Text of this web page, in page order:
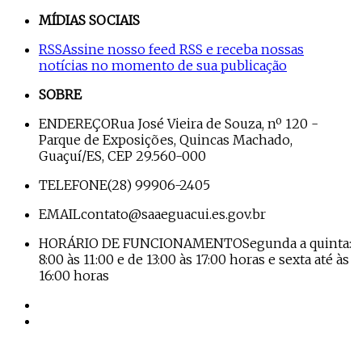
MÍDIAS SOCIAIS
RSSAssine nosso feed RSS e receba nossas
notícias no momento de sua publicação
SOBRE
ENDEREÇORua José Vieira de Souza, nº 120 -
Parque de Exposições, Quincas Machado,
Guaçuí/ES, CEP 29.560-000
TELEFONE(28) 99906-2405
EMAILcontato@saaeguacui.es.gov.br
HORÁRIO DE FUNCIONAMENTOSegunda a quinta:
8:00 às 11:00 e de 13:00 às 17:00 horas e sexta até às
16:00 horas